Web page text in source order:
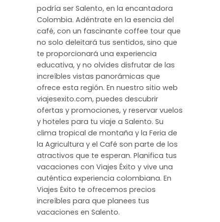
podría ser Salento, en la encantadora
Colombia. Adéntrate en la esencia del
café, con un fascinante coffee tour que
no solo deleitará tus sentidos, sino que
te proporcionará una experiencia
educativa, y no olvides disfrutar de las
increíbles vistas panorámicas que
ofrece esta región. En nuestro sitio web
viajesexito.com, puedes descubrir
ofertas y promociones, y reservar vuelos
y hoteles para tu viaje a Salento. Su
clima tropical de montaña y la Feria de
la Agricultura y el Café son parte de los
atractivos que te esperan. Planifica tus
vacaciones con Viajes Éxito y vive una
auténtica experiencia colombiana. En
Viajes Ėxito te ofrecemos precios
increíbles para que planees tus
vacaciones en Salento.